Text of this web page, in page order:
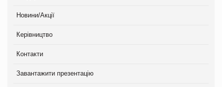
Новини/Акції
Керівництво
Контакти
Завантажити презентацію